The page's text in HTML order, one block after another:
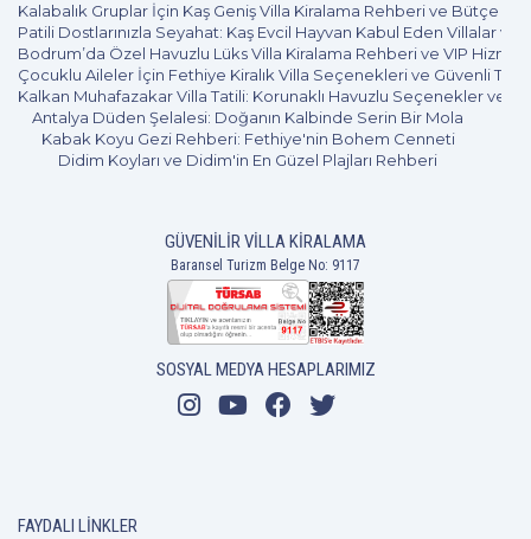
3+1 6 Kişi
Kalabalık Gruplar İçin Kaş Geniş Villa Kiralama Rehberi ve Bütçe
Patili Dostlarınızla Seyahat: Kaş Evcil Hayvan Kabul Eden Villalar ve
Bodrum’da Özel Havuzlu Lüks Villa Kiralama Rehberi ve VIP
Çocuklu Aileler İçin Fethiye Kiralık Villa Seçenekleri ve Güvenli
Kalkan Muhafazakar Villa Tatili: Korunaklı Havuzlu Seçenekler ve
Antalya Düden Şelalesi: Doğanın Kalbinde Serin Bir Mola
Kabak Koyu Gezi Rehberi: Fethiye'nin Bohem Cenneti
Didim Koyları ve Didim'in En Güzel Plajları Rehberi
GÜVENILIR VILLA KIRALAMA
Baransel Turizm Belge No: 9117
SOSYAL MEDYA HESAPLARIMIZ
FAYDALI LINKLER